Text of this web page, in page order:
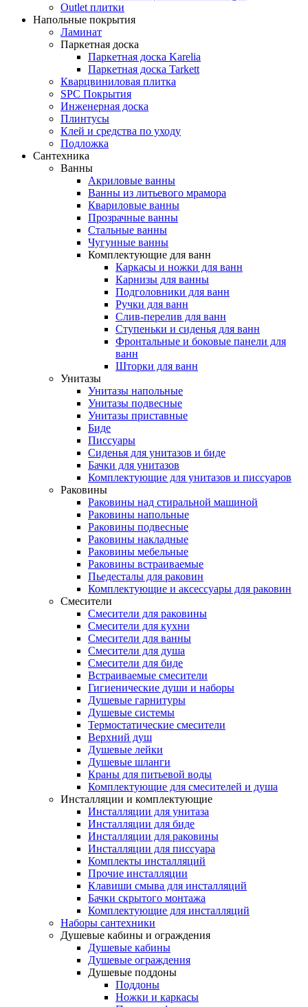
Outlet плитки
Напольные покрытия
Ламинат
Паркетная доска
Паркетная доска Karelia
Паркетная доска Tarkett
Кварцвиниловая плитка
SPC Покрытия
Инженерная доска
Плинтусы
Клей и средства по уходу
Подложка
Сантехника
Ванны
Акриловые ванны
Ванны из литьевого мрамора
Квариловые ванны
Прозрачные ванны
Стальные ванны
Чугунные ванны
Комплектующие для ванн
Каркасы и ножки для ванн
Карнизы для ванны
Подголовники для ванн
Ручки для ванн
Слив-перелив для ванн
Ступеньки и сиденья для ванн
Фронтальные и боковые панели для
ванн
Шторки для ванн
Унитазы
Унитазы напольные
Унитазы подвесные
Унитазы приставные
Биде
Писсуары
Сиденья для унитазов и биде
Бачки для унитазов
Комплектующие для унитазов и писсуаров
Раковины
Раковины над стиральной машиной
Раковины напольные
Раковины подвесные
Раковины накладные
Раковины мебельные
Раковины встраиваемые
Пьедесталы для раковин
Комплектующие и аксессуары для раковин
Смесители
Смесители для раковины
Смесители для кухни
Смесители для ванны
Смесители для душа
Смесители для биде
Встраиваемые смесители
Гигиенические души и наборы
Душевые гарнитуры
Душевые системы
Термостатические смесители
Верхний душ
Душевые лейки
Душевые шланги
Краны для питьевой воды
Комплектующие для смесителей и душа
Инсталляции и комплектующие
Инсталляции для унитаза
Инсталляции для биде
Инсталляции для раковины
Инсталляции для писсуара
Комплекты инсталляций
Прочие инсталляции
Клавиши смыва для инсталляций
Бачки скрытого монтажа
Комплектующие для инсталляций
Наборы сантехники
Душевые кабины и ограждения
Душевые кабины
Душевые ограждения
Душевые поддоны
Поддоны
Ножки и каркасы